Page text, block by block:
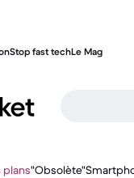
Stop fast techLe Mag
plans"Obsolète"